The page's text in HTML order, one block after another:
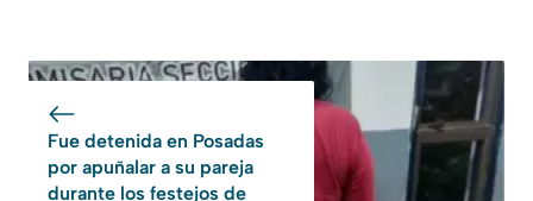
Fue detenida en Posadas
por apuñalar a su pareja
durante los festejos de